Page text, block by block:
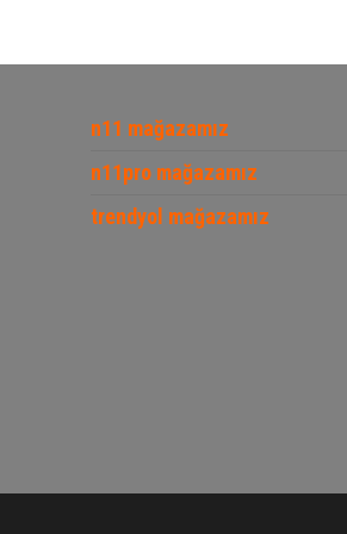
n11 mağazamız
n11pro mağazamız
trendyol mağazamız